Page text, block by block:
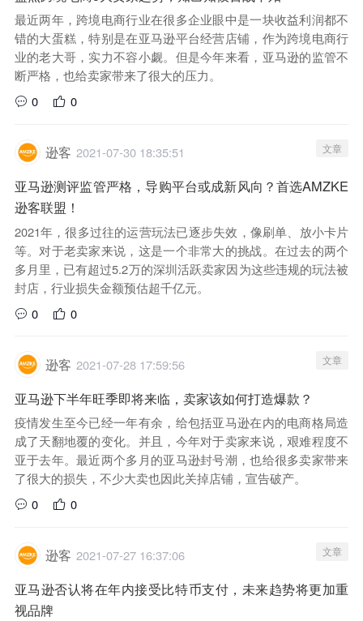
最近两年，跨境电商行业在很多企业眼中是一块收益利润都不
错的大蛋糕，特别是在亚马逊平台经营店铺，作为跨境电商行
业的老大哥，实力不容小觑。但是今年来看，亚马逊的监管不
断严格，也给卖家带来了很大的压力。
0
0
逊客 2021-07-30 18:35:51 文章
亚马逊测评监管严格，导购平台或成新风向？首选AMZKE
逊客联盟！
2021年，很多过往的运营玩法已逐步失效，像刷单、放小卡片
等。对于老卖家来说，这是一个非常大的挑战。在过去的两个
多月里，已有超过5.2万的深圳活跃卖家因为这些违规的玩法被
封店，行业损失金额预估超千亿元。
0
0
逊客 2021-07-28 17:59:56 文章
亚马逊下半年旺季即将来临，卖家该如何打造爆款？
疫情发生至今已经一年有余，给包括亚马逊在内的电商格局造
成了天翻地覆的变化。并且，今年对于卖家来说，艰难程度不
亚于去年。最近两个多月的亚马逊封号潮，也给很多卖家带来
了很大的损失，不少大卖也因此关掉店铺，宣告破产。
0
0
逊客 2021-07-27 16:37:06 文章
亚马逊否认将在年内接受比特币支付，未来趋势将更加重
视品牌